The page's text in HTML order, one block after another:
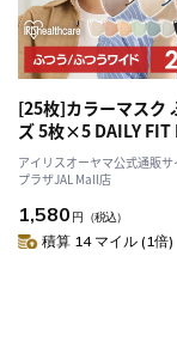
[25枚]カラーマスク
ズ 5枚×5 DAILY FIT
ンクベージュ×アッ
アイリスオーヤマ公式通販
プラザJAL Mall店
1,580 円 （税込）
積算 14 マイル (1倍)